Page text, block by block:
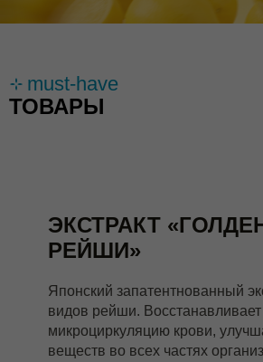
must-have
ТОВАРЫ
Японский запатентнованный
видов рейши. Восстанавливает
микроциркуляцию крови,
веществ во всех частях
ЭКСТРАКТ
РЕЙШИ»